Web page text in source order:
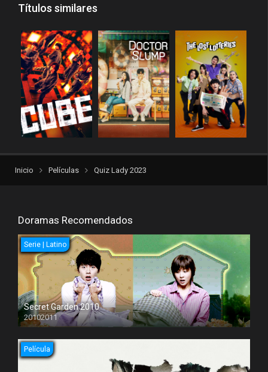
Títulos similares
Inicio Películas Quiz Lady 2023
Doramas Recomendados
Serie | Latino
Secret Garden 2010
20102011
Película